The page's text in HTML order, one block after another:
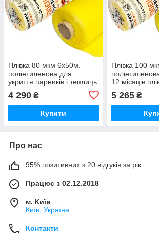
Плівка 80 мкм 6х50м.
поліетиленова для
укриття парників і теплиць
4 290 ₴
Купити
Плівка 100
12 місяців
5 265₴
Про нас
95% позитивних з 20 відгуків за рік
Працює з 02.12.2018
м. Київ
Київ, Україна
Контакти